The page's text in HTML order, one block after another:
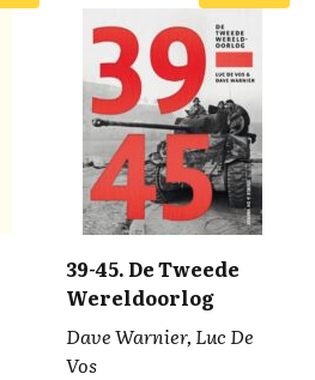
39-45. De Tweede
Wereldoorlog
Dave Warnier, Luc De
Vos